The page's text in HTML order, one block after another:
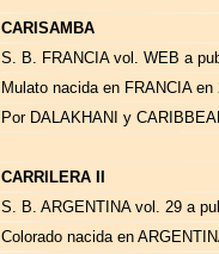
CARISAMBA
S. B. FRANCIA vol. WEB a
Mulato nacida en FRANCIA
Por DALAKHANI y
CARRILERA II
S. B. ARGENTINA vol. 29 a
Colorado nacida en